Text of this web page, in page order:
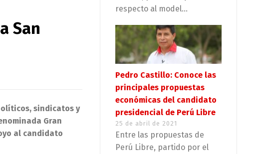
San
sindicatos y
Gran
al candidato
respecto al model...
Pedro Castillo: Conoce las
principales propuestas
económicas del candidato
presidencial de Perú Libre
25 de abril de 2021
Entre las propuestas de
Perú Libre, partido por el